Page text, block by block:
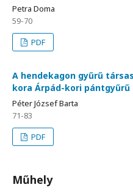
Petra Doma
59-70
PDF
A hendekagon gyűrű
kora Árpád-kori
Péter József Barta
71-83
PDF
Műhely